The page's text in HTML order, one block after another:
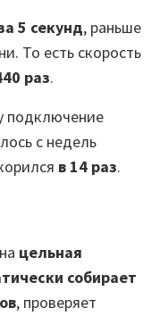
5 секунд, раньше
То есть скорость
раз.
подключение
с недель
в 14 раз.
цельная
собирает
, проверяет